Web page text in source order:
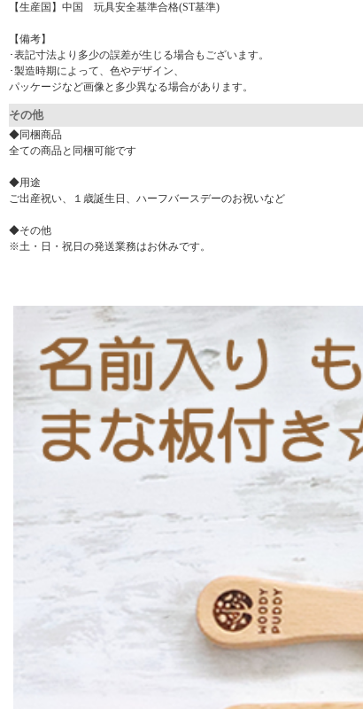
【生産国】中国 玩具安全基準合格(ST基準)
【備考】
･表記寸法より多少の誤差が生じる場合もございます。
･製造時期によって、色やデザイン、
パッケージなど画像と多少異なる場合があります。
その他
◆同梱商品
全ての商品と同梱可能です
◆用途
ご出産祝い、１歳誕生日、ハーフバースデーのお祝いなど
◆その他
※土・日・祝日の発送業務はお休みです。